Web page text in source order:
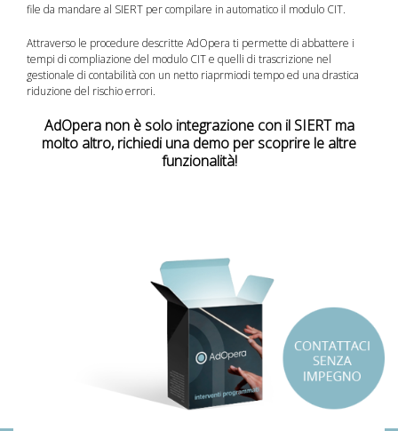
file da mandare al SIERT per compilare in automatico il modulo CIT.
Attraverso le procedure descritte AdOpera ti permette di abbattere i
tempi di compliazione del modulo CIT e quelli di trascrizione nel
gestionale di contabilità con un netto riaprmiodi tempo ed una drastica
riduzione del rischio errori.
AdOpera non è solo integrazione con il SIERT ma
molto altro, richiedi una demo per scoprire le altre
funzionalità!